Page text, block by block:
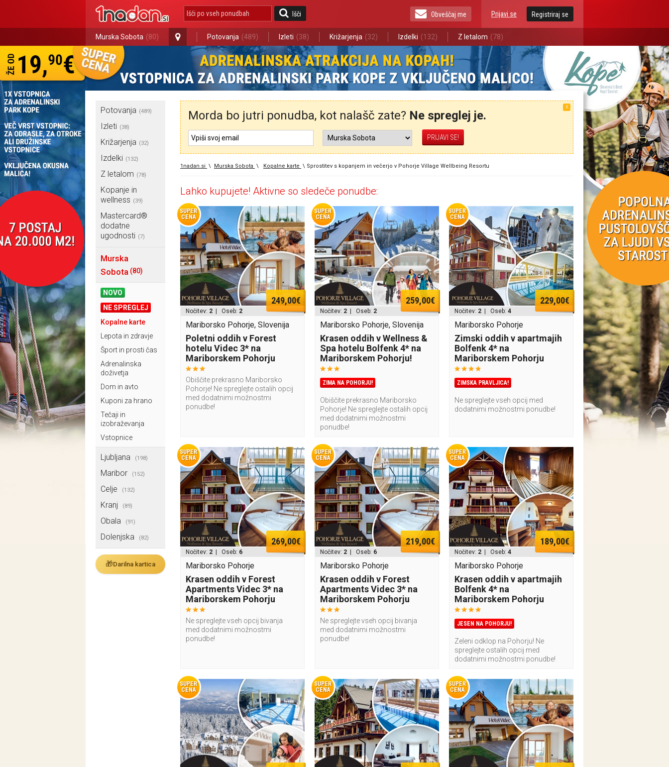
Išči Prijavi se Registriraj se
Obveščaj me
Murska Sobota (80) Potovanja (489) Izleti (38) Križarjenja (32) Izdelki (132) Z letalom (78)
Potovanja (489)
Izleti (38)
Križarjenja (32)
Izdelki (132)
Z letalom (78)
Kopanje in
wellness (39)
Mastercard®
dodatne
ugodnosti (7)
Murska
Sobota (80)
NOVO
NE SPREGLEJ
Kopalne karte
Lepota in zdravje
Šport in prosti čas
Adrenalinska
doživetja
Dom in avto
Kuponi za hrano
Tečaji in
izobraževanja
Vstopnice
Ljubljana (198)
Maribor (152)
Celje (132)
Kranj (89)
Obala (91)
Dolenjska (82)
🎁Darilna kartica
X
Morda bo jutri ponudba, kot nalašč zate? Ne spreglej je.
1nadan.si \ Murska Sobota \ Kopalne karte \ Sprostitev s kopanjem in večerjo v Pohorje Village Wellbeing Resortu
Lahko kupujete! Aktivne so sledeče ponudbe:
SUPER
CENA
249,00€
Nočitev: 2 | Oseb: 2
Mariborsko Pohorje, Slovenija
Poletni oddih v Forest
hotelu Videc 3* na
Mariborskem Pohorju
Obiščite prekrasno Mariborsko
Pohorje! Ne spreglejte ostalih opcij
med dodatnimi možnostmi
ponudbe!
SUPER
CENA
259,00€
Nočitev: 2 | Oseb: 2
Mariborsko Pohorje, Slovenija
Krasen oddih v Wellness &
Spa hotelu Bolfenk 4* na
Mariborskem Pohorju!
ZIMA NA POHORJU!
Obiščite prekrasno Mariborsko
Pohorje! Ne spreglejte ostalih opcij
med dodatnimi možnostmi
ponudbe!
SUPER
CENA
229,00€
Nočitev: 2 | Oseb: 4
Mariborsko Pohorje
Zimski oddih v apartmajih
Bolfenk 4* na
Mariborskem Pohorju
ZIMSKA PRAVLJICA!
Ne spreglejte vseh opcij med
dodatnimi možnostmi ponudbe!
SUPER
CENA
269,00€
Nočitev: 2 | Oseb: 6
Mariborsko Pohorje
Krasen oddih v Forest
Apartments Videc 3* na
Mariborskem Pohorju
Ne spreglejte vseh opcij bivanja
med dodatnimi možnostmi
ponudbe!
SUPER
CENA
219,00€
Nočitev: 2 | Oseb: 6
Mariborsko Pohorje
Krasen oddih v Forest
Apartments Videc 3* na
Mariborskem Pohorju
Ne spreglejte vseh opcij bivanja
med dodatnimi možnostmi
ponudbe!
SUPER
CENA
189,00€
Nočitev: 2 | Oseb: 4
Mariborsko Pohorje
Krasen oddih v apartmajih
Bolfenk 4* na
Mariborskem Pohorju
JESEN NA POHORJU!
Zeleni odklop na Pohorju! Ne
spreglejte ostalih opcij med
dodatnimi možnostmi ponudbe!
SUPER
CENA
SUPER
CENA
SUPER
CENA